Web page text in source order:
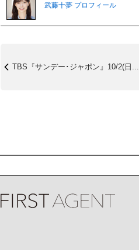
武藤十夢 プロフィール
TBS『サンデー･ジャポン』10/2(日...